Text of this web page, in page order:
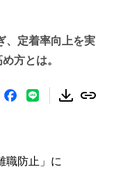
、定着率向上を実
方とは。
職防止」に